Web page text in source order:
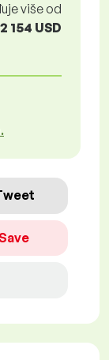
više od
2 154 USD